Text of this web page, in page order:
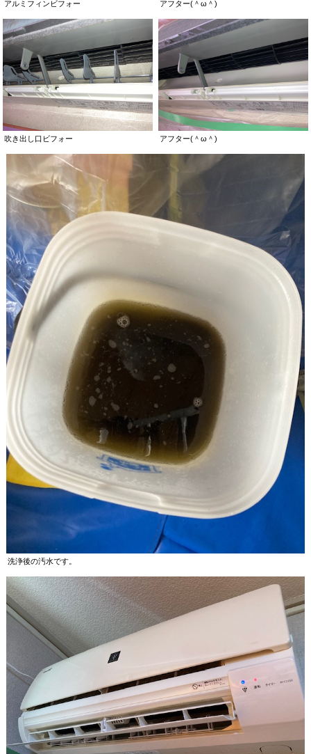
アルミフィンビフォー アフター(＾ω＾)
吹き出し口ビフォー アフター(＾ω＾)
洗浄後の汚水です。